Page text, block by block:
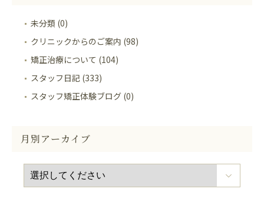
未分類 (0)
クリニックからのご案内 (98)
矯正治療について (104)
スタッフ日記 (333)
スタッフ矯正体験ブログ (0)
月別アーカイブ